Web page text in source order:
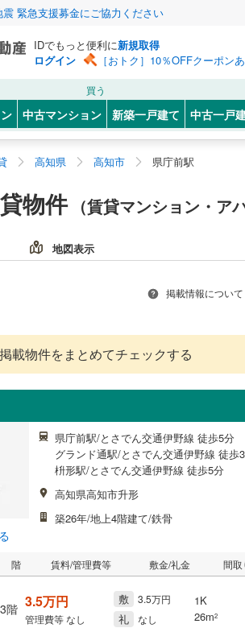
震 緊急支援募金にご協力ください
IDでもっと便利に新規取得
ログイン
［おトク］10％OFFクーポン
買う
中古マンション 新築一戸建て 中古一戸
高知県 高知市 県庁前駅
物件 （賃貸マンション・ア
地図表示
掲載情報について
載物件をまとめてチェックする
県庁前駅/とさでん交通伊野線 徒歩5分
グランド通駅/とさでん交通伊野線 徒歩
枡形駅/とさでん交通伊野線 徒歩5分
高知県高知市升形
築26年/地上4階建て/鉄骨
階 賃料/管理費等 敷金/礼金 間取
3階 3.5万円
管理費等なし
敷 3.5万円
礼 なし
1K
26m2